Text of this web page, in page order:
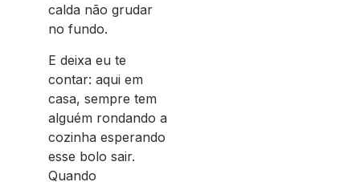
calda não grudar
no fundo.
E deixa eu te
contar: aqui em
casa, sempre tem
alguém rondando a
cozinha esperando
esse bolo sair.
Quando